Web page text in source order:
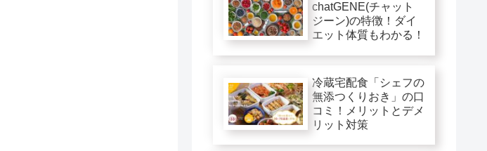
chatGENE(チャット
ジーン)の特徴！ダイ
エット体質もわかる！
冷蔵宅配食「シェフの
無添つくりおき」の口
コミ！メリットとデメ
リット対策